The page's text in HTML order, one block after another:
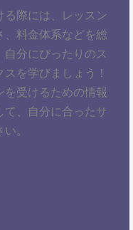
際には、レッスン
、料金体系などを総
分にぴったりのス
を学びましょう！
受けるための情報
て、自分に合ったサ
。